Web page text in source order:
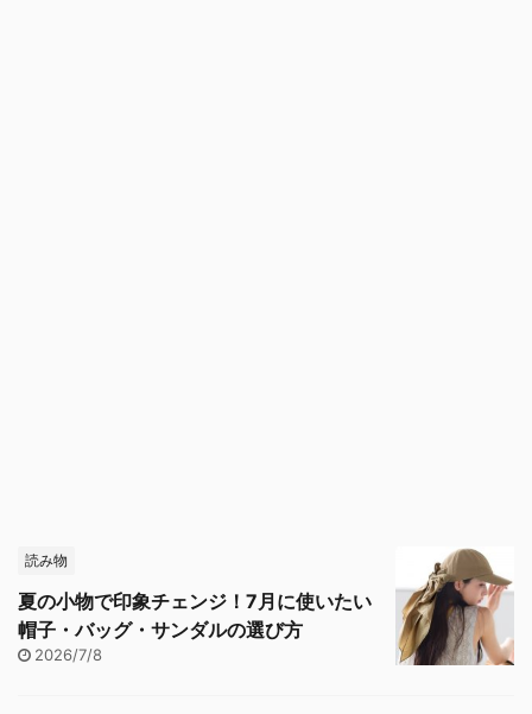
読み物
夏の小物で印象チェンジ！7月に使いたい
帽子・バッグ・サンダルの選び方
2026/7/8